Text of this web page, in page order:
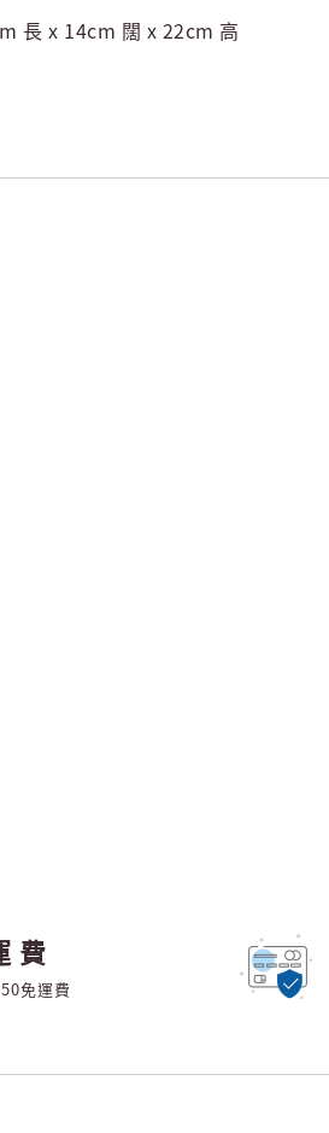
長 x 14cm 闊 x 22cm 高
費
免運費